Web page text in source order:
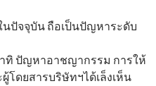
ปัจจุบัน ถือเป็นปัญหาระดับ
ทิ ปัญหาอาชญากรรม การให้
ดยสารบริษัทฯได้เล็งเห็น